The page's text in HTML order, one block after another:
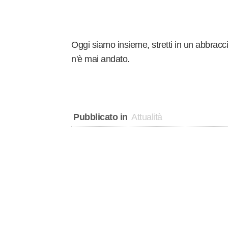
Oggi siamo insieme, stretti in un
n'è mai andato.
Pubblicato in Attualità